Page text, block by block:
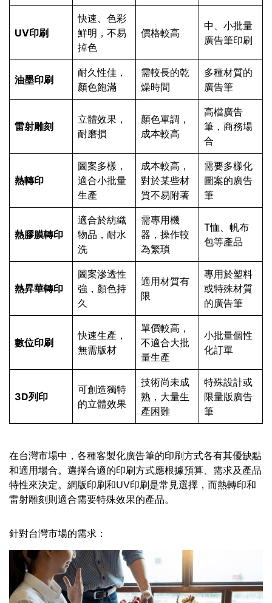
UV印刷
快速、色彩
鮮明，不易
掉色
價格較高
中、小批量
廣告筆印刷
油墨印刷
耐久性佳，
顏色飽滿
需較長的乾
燥時間
多種材質的
廣告筆
雷射雕刻
立體效果，
耐磨損
顏色單調，
成本較高
高檔廣告
筆，商務場
合
熱轉印
圖案多樣，
適合小批量
生產
成本較高，
對於某些材
質不易附著
需要多樣化
圖案的廣告
筆
熱膠膜轉印
適合於紡織
物品，耐水
洗
需專用機
器，操作較
為繁瑣
T恤、帆布
包等產品
熱昇華轉印
圖案滲透性
強，顏色持
久
適用材質有
限
專用於塑料
或特殊材質
的廣告筆
數位印刷
快速生產，
無需版材
單價較高，
不適合大批
量生產
小批量個性
化訂單
3D列印
可創造獨特
的立體效果
技術尚未成
熟，大量生
產困難
特殊設計或
限量版廣告
筆
在台灣市場中，各種客製化廣告筆的印刷方式各有其優缺點
和適用場合。選擇合適的印刷方式應根據預算、需求及產品
特性來決定。網版印刷和UV印刷是常見選擇，而熱轉印和
雷射雕刻則適合需要特殊效果的產品。
針對台灣市場的需求：